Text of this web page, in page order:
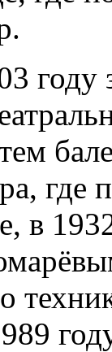
году
где
в